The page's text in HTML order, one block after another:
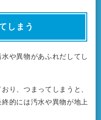
しまう
や異物があふれだしてし
り、つまってしまうと、
的には汚水や異物が地上